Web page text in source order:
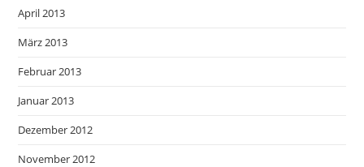
April 2013
März 2013
Februar 2013
Januar 2013
Dezember 2012
November 2012